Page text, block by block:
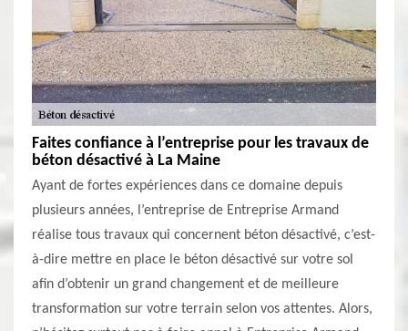
Faites confiance à l’entreprise pour les travaux de
béton désactivé à La Maine
Ayant de fortes expériences dans ce domaine depuis
plusieurs années, l’entreprise de Entreprise Armand
réalise tous travaux qui concernent béton désactivé, c’est-
à-dire mettre en place le béton désactivé sur votre sol
afin d’obtenir un grand changement et de meilleure
transformation sur votre terrain selon vos attentes. Alors,